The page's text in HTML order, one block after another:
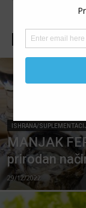
Ishrana/
ISHRANA/
MANJAK
prirodan
29/12/2022